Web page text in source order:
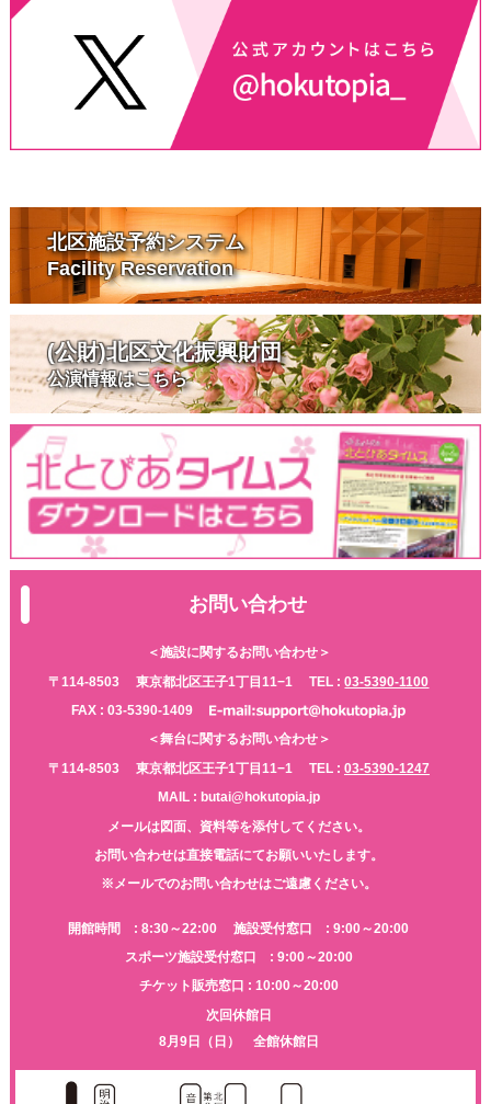
北区施設予約システム
Facility Reservation
(公財)北区文化振興財団
公演情報はこちら
お問い合わせ
＜施設に関するお問い合わせ＞
〒114-8503
東京都北区王子1丁目11−1 TEL :03-5390-1100
FAX : 03-5390-1409
＜舞台に関するお問い合わせ＞
〒114-8503
東京都北区王子1丁目11−1 TEL : 03-5390-1247
MAIL : butai@hokutopia.jp
メールは図面、資料等を添付してください。
お問い合わせは直接電話にてお願いいたします。
※メールでのお問い合わせはご遠慮ください。
開館時間 : 8:30～22:00
施設受付窓口 : 9:00～20:00
スポーツ施設受付窓口 : 9:00～20:00
チケット販売窓口 : 10:00～20:00
次回休館日
8月9日（日） 全館休館日